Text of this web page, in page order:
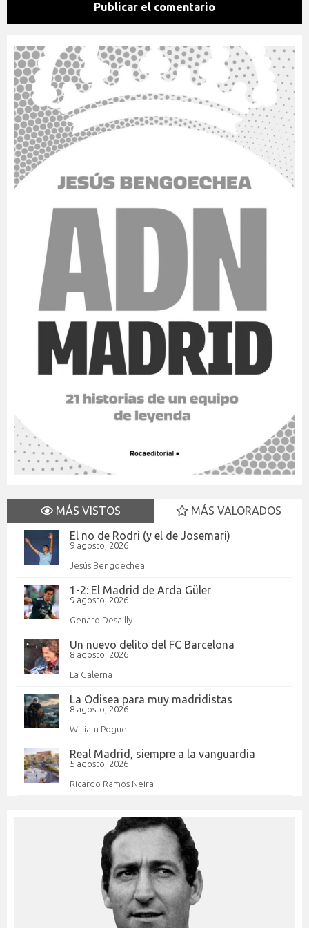
MÁS VISTOS
MÁS VALORADOS
El no de Rodri (y el de Josemari)
9 agosto, 2026
Jesús Bengoechea
1-2: El Madrid de Arda Güler
9 agosto, 2026
Genaro Desailly
Un nuevo delito del FC Barcelona
8 agosto, 2026
La Galerna
La Odisea para muy madridistas
8 agosto, 2026
William Pogue
Real Madrid, siempre a la vanguardia
5 agosto, 2026
Ricardo Ramos Neira